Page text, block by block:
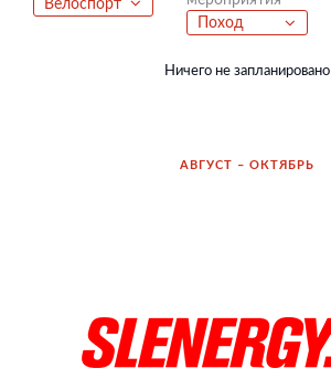
Велоспорт
Поход
Ничего не запланировано
АВГУСТ – ОКТЯБРЬ